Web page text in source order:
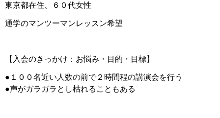
東京都在住、６０代女性
通学のマンツーマンレッスン希望
【入会のきっかけ：お悩み・目的・目標】
●１００名近い人数の前で２時間程の講演会を行う
●声がガラガラとし枯れることもある